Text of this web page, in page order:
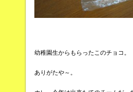
幼稚園生からもらったこのチョコ。
ありがたや～。